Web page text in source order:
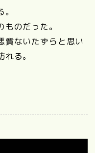
のだった。
質ないたずらと思い
る。